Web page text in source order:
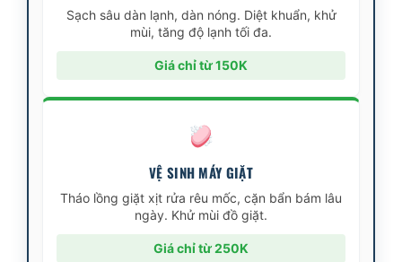
Sạch sâu dàn lạnh, dàn nóng. Diệt khuẩn, khử
mùi, tăng độ lạnh tối đa.
Giá chỉ từ 150K
VỆ SINH MÁY GIẶT
Tháo lồng giặt xịt rửa rêu mốc, cặn bẩn bám lâu
ngày. Khử mùi đồ giặt.
Giá chỉ từ 250K